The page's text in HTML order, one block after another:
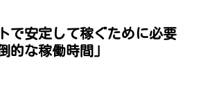
で安定して稼ぐために必要
的な稼働時間」